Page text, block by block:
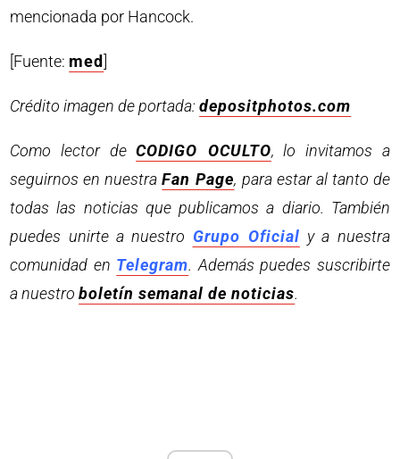
mencionada por Hancock.
[Fuente: med
Crédito imagen de portada:depositphotos.com
Como lector deCODIGO OCULTO, lo invitamos a
seguirnos en nuestraFan Page, para estar al tanto de
todas las noticias que publicamos a diario. También
puedes unirte a nuestro Grupo Oficial y a nuestra
comunidad en Telegram. Además puedes suscribirte
a nuestroboletín semanal de noticias.